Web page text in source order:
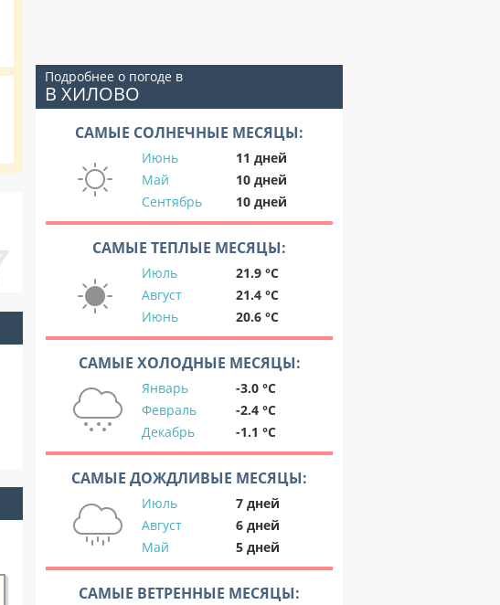
Подробнее о погоде в
В ХИЛОВО
САМЫЕ СОЛНЕЧНЫЕ МЕСЯЦЫ:
Июнь
11 дней
Май
10 дней
Сентябрь
10 дней
САМЫЕ ТЕПЛЫЕ МЕСЯЦЫ:
Июль
21.9 °C
Август
21.4 °C
Июнь
20.6 °C
САМЫЕ ХОЛОДНЫЕ МЕСЯЦЫ:
Январь
-3.0 °C
Февраль
-2.4 °C
Декабрь
-1.1 °C
САМЫЕ ДОЖДЛИВЫЕ МЕСЯЦЫ:
Июль
7 дней
Август
6 дней
Май
5 дней
САМЫЕ ВЕТРЕННЫЕ МЕСЯЦЫ: